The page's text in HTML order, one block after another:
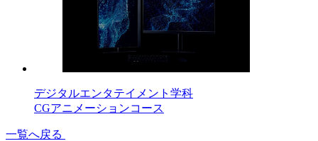
デジタルエンタテイメント学科
CGアニメーションコース
一覧へ戻る